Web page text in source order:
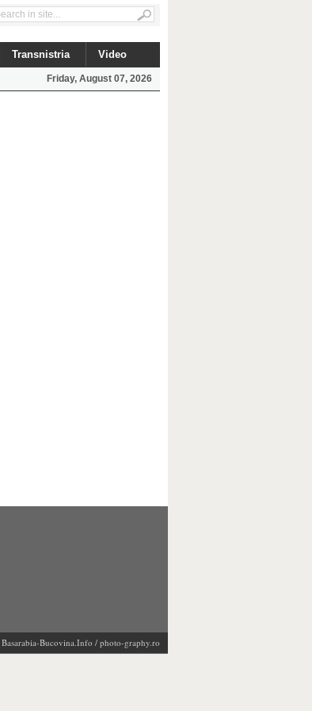
Transnistria Video
Friday, August 07, 2026
Basarabia-Bucovina.Info / photo-graphy.ro